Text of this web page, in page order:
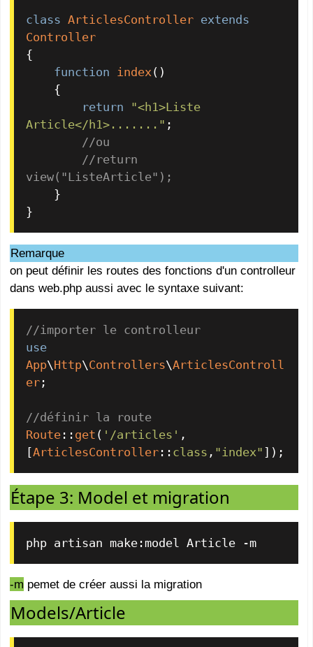
class ArticlesController extends
Controller
{
function
index ( )
{
return
"<h1>Liste
Article</h1>......." ;
//ou
//return
view("ListeArticle");
}
Remarque
on peut définir les routes des fonctions d'un controlleur
dans web.php aussi avec le syntaxe suivant:
//importer le controlleur
use
App\Http\Controllers\ArticlesControll
er ;
//définir la route
Route :: get ( '/articles' ,
[ArticlesController :: class , "index" ]);
Étape 3: Model et migration
php artisan make:model Article -m
-m pemet de créer aussi la migration
Models/Article